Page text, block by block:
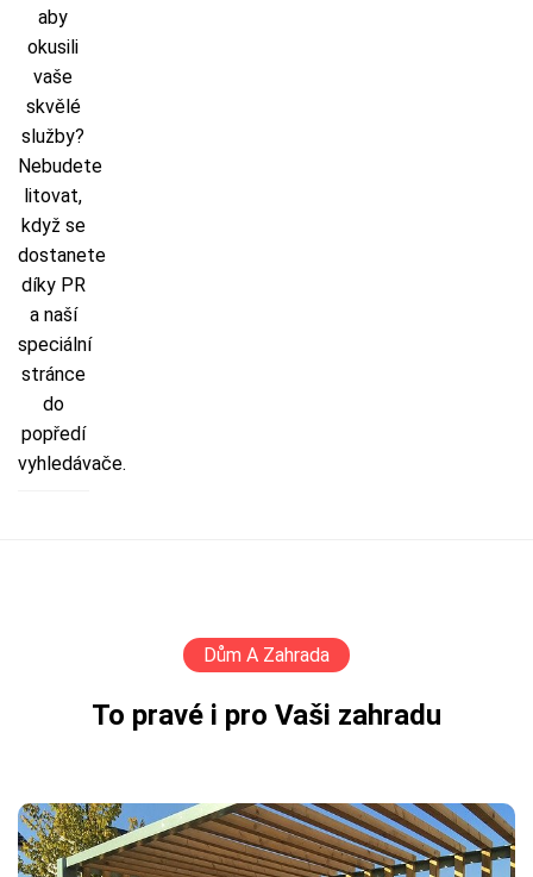
aby
okusili
vaše
skvělé
služby?
Nebudete
litovat,
když se
dostanete
díky PR
a naší
speciální
stránce
do
popředí
vyhledávače.
Dům A Zahrada
To pravé i pro Vaši zahradu